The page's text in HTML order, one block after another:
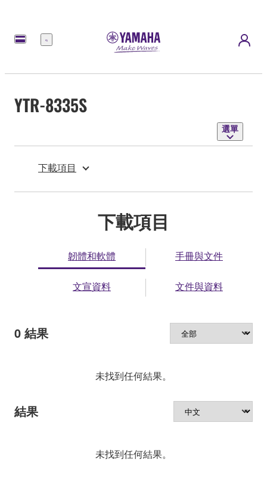
選
YTR-8335S
選單
下載項目
下載項目
韌體和軟體 手冊與文件
文宣資料 文件與資料
0 結果
未找到任何結果。
結果
未找到任何結果。